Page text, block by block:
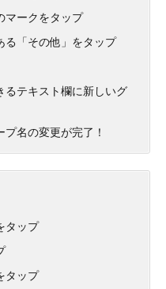
マークをタップ
る「その他」をタップ
るテキスト欄に新しいグ
名の変更が完了！
タップ
タップ